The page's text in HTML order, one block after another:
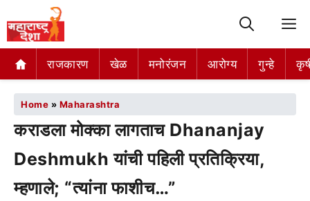
राजकारण खेळ मनोरंजन आरोग्य गुन्हे
Home » Maharashtra
कराडला मोक्का लागताच Dhananjay
Deshmukh यांची पहिली प्रतिक्रिया,
म्हणाले; “त्यांना फाशीच…”